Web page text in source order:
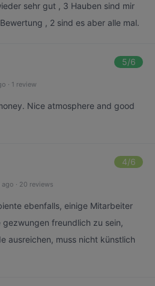
sehr gut , 3 Hauben sind mir
, 2 sind es aber alle mal.
5/6
· 1 review
Nice atmosphere and good
4/6
ago · 20 reviews
ebenfalls, einige Mitarbeiter
gezwungen freundlich zu sein,
ausreichen, muss nicht künstlich